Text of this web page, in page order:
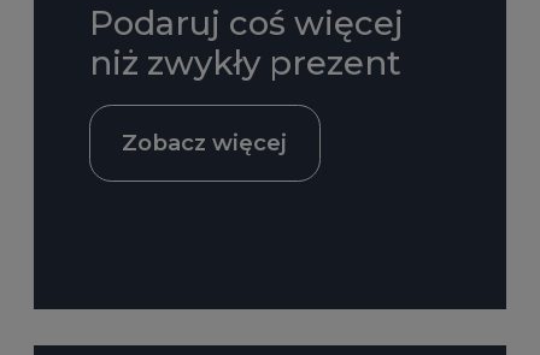
Podaruj coś więcej
niż zwykły prezent
Zobacz więcej